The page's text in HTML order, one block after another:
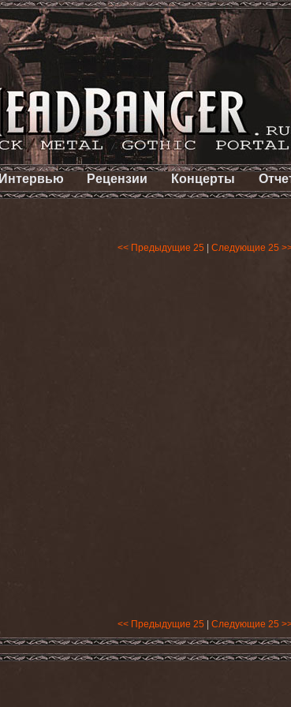
Интервью Рецензии Концерты
<< Предыдущие 25 Следующие 25
<< Предыдущие 25 Следующие 25